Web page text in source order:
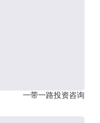
一带一路投资咨询